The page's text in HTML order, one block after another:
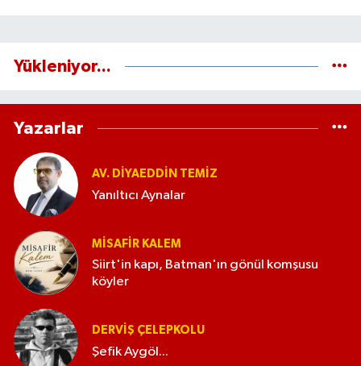
Yükleniyor...
Yazarlar
AV. DIYAEDDIN TEMIZ
Yanıltıcı Aynalar
MISAFIR KALEM
Siirt'in kapı, Batman'ın gönül komşusu
köyler
DERVIŞ ÇELEPKOLU
Şefik Aygöl...